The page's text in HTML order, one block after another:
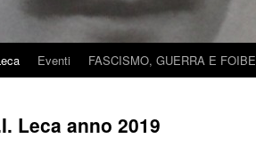
Eventi FASCISMO, GUERRA E FOIBE
Leca anno 2019